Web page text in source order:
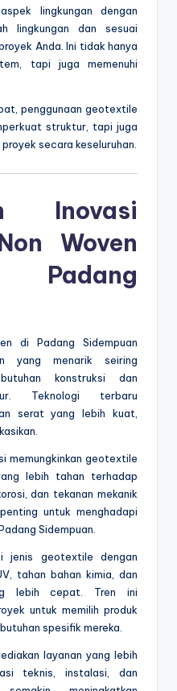
lingkungan dengan
lingkungan dan sesuai
Anda. Ini tidak hanya
tapi juga memenuhi
penggunaan geotextile
struktur, tapi juga
secara keseluruhan.
Inovasi
Woven
di Padang Sidempuan
yang menarik seiring
konstruksi dan
Teknologi terbaru
serat yang lebih kuat,
memungkinkan geotextile
lebih tahan terhadap
dan tekanan mekanik
untuk menghadapi
Sidempuan.
jenis geotextile dengan
tahan bahan kimia, dan
lebih cepat. Tren ini
untuk memilih produk
spesifik mereka.
layanan yang lebih
teknis, instalasi, dan